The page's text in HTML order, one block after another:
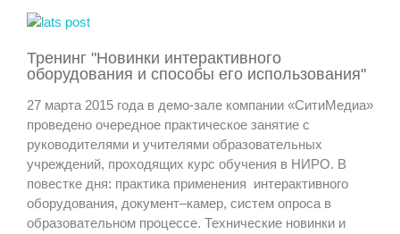
Тренинг "Новинки интерактивного
оборудования и способы его использования"
27 марта 2015 года в демо-зале компании «СитиМедиа»
проведено очередное практическое занятие с
руководителями и учителями образовательных
учреждений, проходящих курс обучения в НИРО. В
повестке дня: практика применения интерактивного
оборудования, документ–камер, систем опроса в
образовательном процессе. Технические новинки и